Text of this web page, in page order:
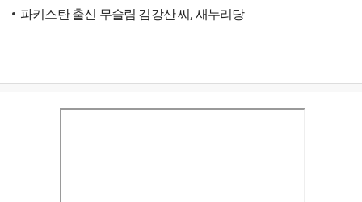
파키스탄 출신 무슬림 김강산 씨, 새누리당